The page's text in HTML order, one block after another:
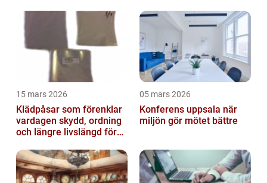
15 mars 2026
Klädpåsar som förenklar
vardagen skydd, ordning
och längre livslängd för
05 mars 2026
Konferens uppsala när
miljön gör mötet bättre